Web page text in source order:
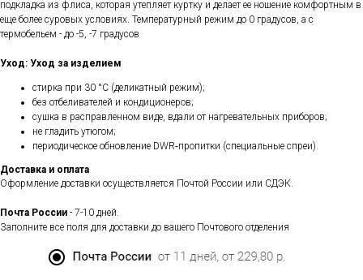
подкладка из флиса, которая утепляет куртку и делает ее ношение комфортным в
еще более суровых условиях. Температурный режим до 0 градусов, а с
термобельем - до -5, -7 градусов
Уход: Уход за изделием
стирка при 30 °C (деликатный режим);
без отбеливателей и кондиционеров;
сушка в расправленном виде, вдали от нагревательных приборов;
не гладить утюгом;
периодическое обновление DWR‑пропитки (специальные спреи).
Доставка и оплата
Оформление доставки осуществляется Почтой России или СДЭК.
Почта России - 7-10 дней.
Заполните все поля для доставки до вашего Почтового отделения